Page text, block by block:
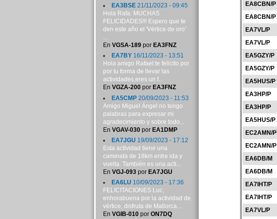
EA8CBN/P
EA8CBN/P
EA7VL/P
EA7VL/P
EA5GZY/P
EA5GZY/P
EA5HUS/P
EA3HP/P
EA3HP/P
EA5HUS/P
EC2AMN/P
EC2AMN/P
EA6DB/M
EA6DB/M
EA7IHT/P
EA7IHT/P
EA7VL/P
EA3BSE21/11/2023 - 09:45
Hola Rafa. MUCHAS
FELICIDADES!!! Espero que te
den este año el 'Vértice de oro'
...
En VGSA-189por EA3FNZ
EA7BY16/11/2023 - 13:51
Hola amigo Rafael:te felicito por
por tu forma de llevar las
actividades,eres un f...
En VGZA-200por EA3FNZ
EA5CMP20/09/2023 - 11:53
Amigo Miguel Ángel no tengo
palabras para expresar mi
agradecimiento y sobre todo...
En VGAV-030por EA1DMP
EA7JGU 19/09/2023 - 17:12
Esta actividad tiene una
caminata de 18km entre ida y
vuelta. También es una acti...
En VGJ-093por EA7JGU
EA6LU 10/09/2023 - 17:36
FELICITACIONES Luc,
enhorabuena por la actividad de
vértice, disfruta de Mallorca...
En VGIB-010por ON7DQ